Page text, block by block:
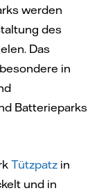
werden
des
Das
in
Batterieparks
Tützpatzin
und in